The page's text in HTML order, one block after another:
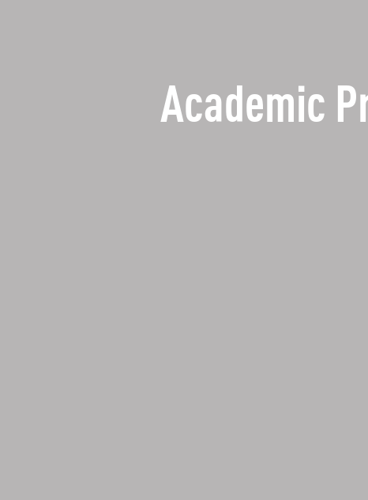
Academic